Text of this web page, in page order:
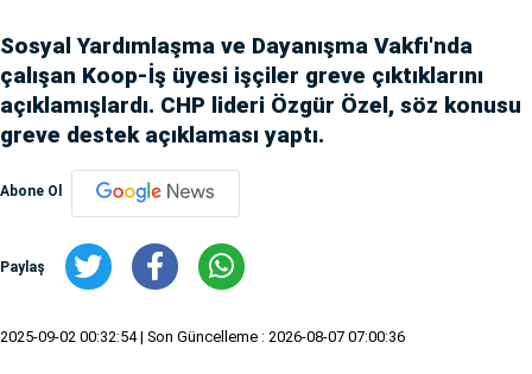
Sosyal Yardımlaşma ve Dayanışma Vakfı'nda
çalışan Koop-İş üyesi işçiler greve çıktıklarını
açıklamışlardı. CHP lideri Özgür Özel, söz konusu
greve destek açıklaması yaptı.
Abone Ol
Paylaş
2025-09-02 00:32:54 | Son Güncelleme : 2026-08-07 07:00:36